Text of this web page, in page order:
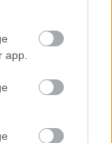
app.
habos isler?
a